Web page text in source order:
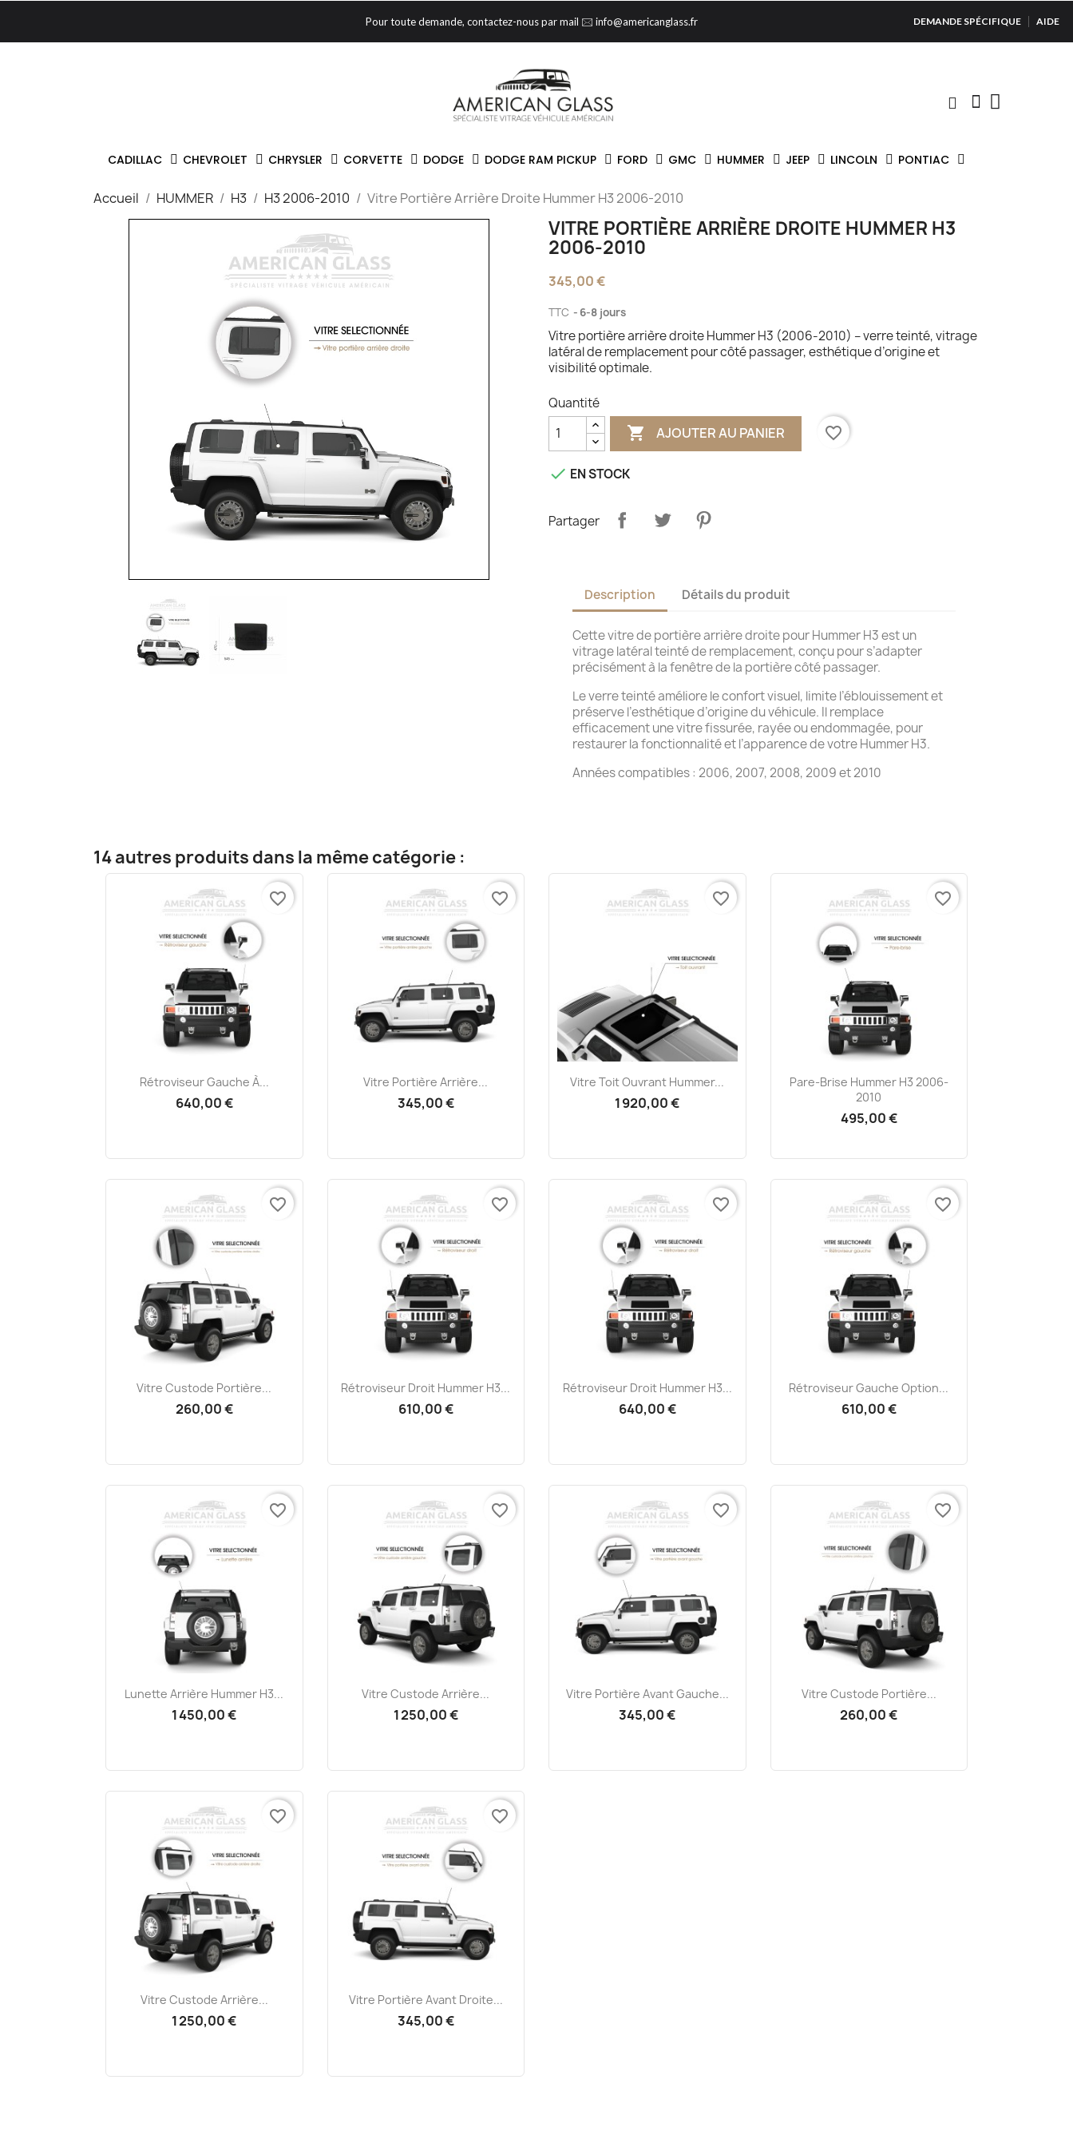
Pour toute demande, contactez-nous par mail 🖂 info@americanglass.fr DEMANDE SPÉCIFIQUE AIDE
CADILLAC CHEVROLET CHRYSLER CORVETTE DODGE DODGE RAM PICKUP FORD GMC HUMMER JEEP LINCOLN PONTIAC
Accueil HUMMER H3 H3 2006-2010 Vitre Portière Arrière Droite Hummer H3 2006-2010
VITRE PORTIÈRE ARRIÈRE DROITE HUMMER H3
2006-2010
345,00 €
TTC 6-8 jours
Vitre portière arrière droite Hummer H3 (2006‑2010) – verre teinté, vitrage
latéral de remplacement pour côté passager, esthétique d’origine et
visibilité optimale.
Quantité
 AJOUTER AU PANIER favorite_border
 EN STOCK
Partager
Description Détails du produit
Cette vitre de portière arrière droite pour Hummer H3 est un
vitrage latéral teinté de remplacement, conçu pour s’adapter
précisément à la fenêtre de la portière côté passager.
Le verre teinté améliore le confort visuel, limite l’éblouissement et
préserve l’esthétique d’origine du véhicule. Il remplace
efficacement une vitre fissurée, rayée ou endommagée, pour
restaurer la fonctionnalité et l’apparence de votre Hummer H3.
Années compatibles : 2006, 2007, 2008, 2009 et 2010
14 autres produits dans la même catégorie :
Aperçu rapide
Rétroviseur Gauche À...
640,00 €
favorite_border
 Aperçu rapide
Vitre Portière Arrière...
345,00 €
favorite_border
Aperçu rapide
Vitre Toit Ouvrant Hummer...
1 920,00 €
favorite_border
Aperçu rapide
Pare-Brise Hummer H3 2006-
2010
495,00 €
favorite_border
Aperçu rapide
Vitre Custode Portière...
260,00 €
favorite_border
Aperçu rapide
Rétroviseur Droit Hummer H3...
610,00 €
favorite_border
Aperçu rapide
Rétroviseur Droit Hummer H3...
640,00 €
favorite_border
Aperçu rapide
Rétroviseur Gauche Option...
610,00 €
favorite_border
 Aperçu rapide
Lunette Arrière Hummer H3...
1 450,00 €
favorite_border
Aperçu rapide
Vitre Custode Arrière...
1 250,00 €
favorite_border
Aperçu rapide
Vitre Portière Avant Gauche...
345,00 €
favorite_border
Aperçu rapide
Vitre Custode Portière...
260,00 €
favorite_border
Aperçu rapide
Vitre Custode Arrière...
1 250,00 €
favorite_border
Aperçu rapide
Vitre Portière Avant Droite...
345,00 €
favorite_border